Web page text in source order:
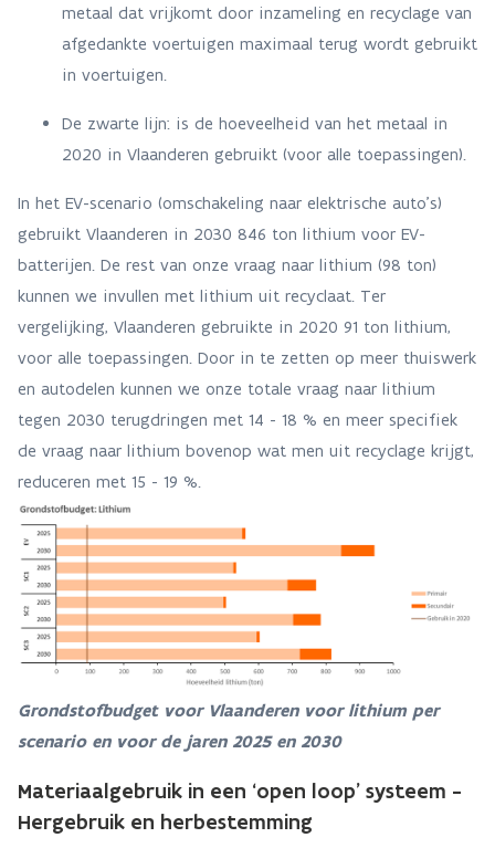
metaal dat vrijkomt door inzameling en recyclage van
afgedankte voertuigen maximaal terug wordt gebruikt
in voertuigen.
De zwarte lijn: is de hoeveelheid van het metaal in
2020 in Vlaanderen gebruikt (voor alle toepassingen).
In het EV-scenario (omschakeling naar elektrische auto’s)
gebruikt Vlaanderen in 2030 846 ton lithium voor EV-
batterijen. De rest van onze vraag naar lithium (98 ton)
kunnen we invullen met lithium uit recyclaat. Ter
vergelijking, Vlaanderen gebruikte in 2020 91 ton lithium,
voor alle toepassingen. Door in te zetten op meer thuiswerk
en autodelen kunnen we onze totale vraag naar lithium
tegen 2030 terugdringen met 14 - 18 % en meer specifiek
de vraag naar lithium bovenop wat men uit recyclage krijgt,
reduceren met 15 - 19 %.
Grondstofbudget voor Vlaanderen voor lithium per
scenario en voor de jaren 2025 en 2030
Materiaalgebruik in een ‘open loop’ systeem -
Hergebruik en herbestemming